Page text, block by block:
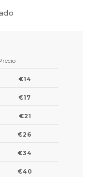
€14
€17
€21
€26
€34
€40